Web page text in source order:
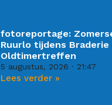
fotoreportage:
Ruurlo tijdens Braderie
Oldtimertreffen
5 augustus, 2026 21:47
Lees verder »